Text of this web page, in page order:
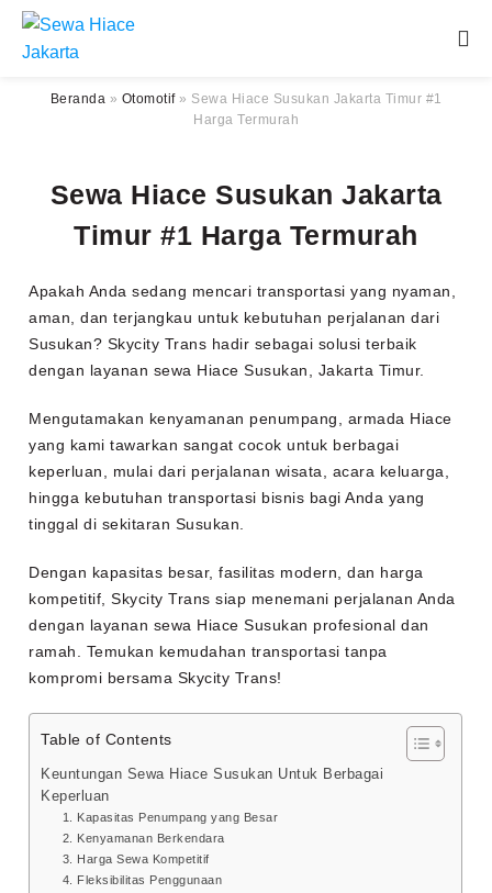
Beranda » Otomotif» Sewa Hiace Susukan Jakarta Timur #1
Harga Termurah
Sewa Hiace Susukan Jakarta
Timur #1 Harga Termurah
Apakah Anda sedang mencari transportasi yang nyaman,
aman, dan terjangkau untuk kebutuhan perjalanan dari
Susukan? Skycity Trans hadir sebagai solusi terbaik
dengan layanan sewa Hiace Susukan, Jakarta Timur.
Mengutamakan kenyamanan penumpang, armada Hiace
yang kami tawarkan sangat cocok untuk berbagai
keperluan, mulai dari perjalanan wisata, acara keluarga,
hingga kebutuhan transportasi bisnis bagi Anda yang
tinggal di sekitaran Susukan.
Dengan kapasitas besar, fasilitas modern, dan harga
kompetitif, Skycity Trans siap menemani perjalanan Anda
dengan layanan sewa Hiace Susukan profesional dan
ramah. Temukan kemudahan transportasi tanpa
kompromi bersama Skycity Trans!
Table of Contents
Keuntungan Sewa Hiace Susukan Untuk Berbagai
Keperluan
1. Kapasitas Penumpang yang Besar
2. Kenyamanan Berkendara
3. Harga Sewa Kompetitif
4. Fleksibilitas Penggunaan